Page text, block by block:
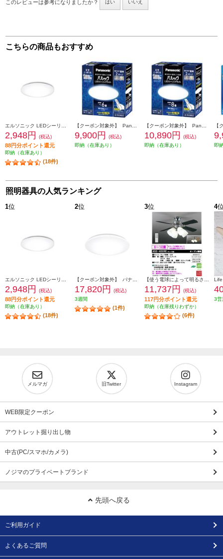
このレビューは参考になりましたか？ はい いいえ
こちらの商品もおすすめ
2,948円 (税込)
88円分ポイント還元
即納（在庫あり）
(18件)
9,900円
(税込)
即納（在庫あり）
10,890円
(税込)
即納（在庫あり）
即
照明器具の人気ランキング
1位
2,948円 (税込)
88円分ポイント還元
即納（在庫あり）
(18件)
2位
17,820円
(税込)
3週間
(1件)
3位
11,737円 (税込)
117円分ポイント還元
即納（在庫残りわずか）
(6件)
4
3営
メルマガ 旧Twitter Instagram
WEB限定クーポン
アウトレット掘り出し物
中古(PC/スマホ/カメラ)
ノジマのプライベートブランド
先頭へ戻る
ご利用ガイド
よくあるご質問